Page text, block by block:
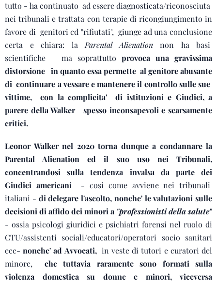
tutto - ha continuato ad essere diagnosticata/riconosciuta
nei tribunali e trattata con terapie di ricongiungimento in
favore di genitori cd "rifiutati", giunge ad una conclusione
certa e chiara: la Parental Alienationnon ha basi
scientifiche ma soprattutto provoca una gravissima
distorsione in quanto essa permette al genitore abusante
di continuare a vessare e mantenere il controllo sulle sue
vittime,
con la complicita' di istituzioni e Giudici, a
parere della Walker spesso inconsapevoli e scarsamente
critici.
Leonor Walker nel 2020 torna dunque a condannare la
Parental Alienation ed il suo uso nei Tribunali,
concentrandosi sulla tendenza invalsa da parte dei
Giudici americani - cosi come avviene nei tribunali
italiani - di delegare l'ascolto, nonche' le valutazioni sulle
decisioni di affido dei minori a "professionisti della salute"
- ossia psicologi giuridici e psichiatri forensi nel ruolo di
CTU/assistenti sociali/educatori/operatori socio sanitari
ecc-nonche' ad Avvocati, in veste di tutori e curatori del
minore, che tuttavia raramente sono formati sulla
violenza domestica su donne e minori, viceversa